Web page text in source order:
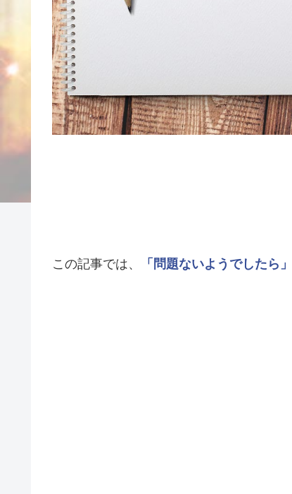
この記事では、 「問題ないようでしたら」